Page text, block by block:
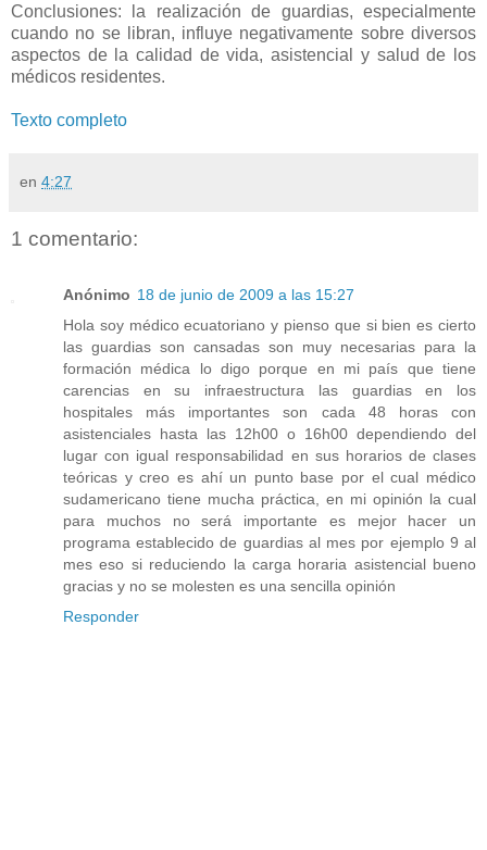
Conclusiones: la realización de guardias, especialmente
cuando no se libran, influye negativamente sobre diversos
aspectos de la calidad de vida, asistencial y salud de los
médicos residentes.
Texto completo
en 4:27
1 comentario:
Anónimo 18 de junio de 2009 a las 15:27
Hola soy médico ecuatoriano y pienso que si bien es cierto
las guardias son cansadas son muy necesarias para la
formación médica lo digo porque en mi país que tiene
carencias en su infraestructura las guardias en los
hospitales más importantes son cada 48 horas con
asistenciales hasta las 12h00 o 16h00 dependiendo del
lugar con igual responsabilidad en sus horarios de clases
teóricas y creo es ahí un punto base por el cual médico
sudamericano tiene mucha práctica, en mi opinión la cual
para muchos no será importante es mejor hacer un
programa establecido de guardias al mes por ejemplo 9 al
mes eso si reduciendo la carga horaria asistencial bueno
gracias y no se molesten es una sencilla opinión
Responder